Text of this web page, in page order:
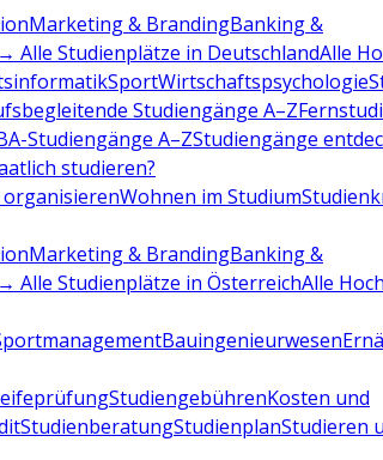
Marketing & BrandingBanking &
→ Alle Studienplätze in DeutschlandAlle
SportWirtschaftspsychologie
Studiengänge A–Z
Studiengänge A–ZStudiengänge
studieren?
Wohnen im Studium
Marketing & BrandingBanking &
→ Alle Studienplätze in ÖsterreichAlle
Bauingenieurwesen
StudiengebührenKosten und
StudienberatungStudienplanStudieren